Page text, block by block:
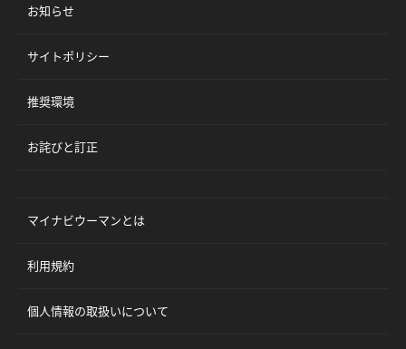
お知らせ
サイトポリシー
推奨環境
お詫びと訂正
マイナビウーマンとは
利用規約
個人情報の取扱いについて